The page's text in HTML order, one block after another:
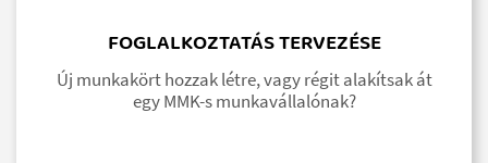
FOGLALKOZTATÁS TERVEZÉSE
Új munkakört hozzak létre, vagy régit alakítsak át
egy MMK-s munkavállalónak?